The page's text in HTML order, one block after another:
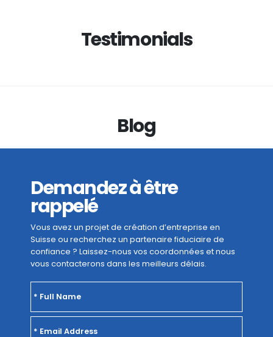
Testimonials
Blog
Demandez à être
rappelé
Vous avez un projet de création d’entreprise en
Suisse ou recherchez un partenaire fiduciaire de
confiance ? Laissez-nous vos coordonnées et nous
vous contacterons dans les meilleurs délais.